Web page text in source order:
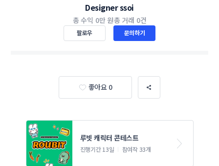
Designer ssoi
총 수익 0만 원총 거래 0건
팔로우 문의하기
좋아요 0
루빗 캐릭터 콘테스트
진행기간 13일 참여작 33개